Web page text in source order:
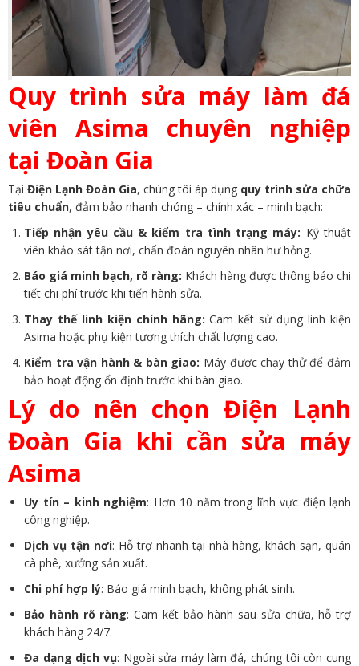
Quy trình sửa máy làm đá
viên Asima chuyên nghiệp
tại Đoàn Gia
Tại Điện Lạnh Đoàn Gia, chúng tôi áp dụng quy trình sửa chữa
tiêu chuẩn, đảm bảo nhanh chóng – chính xác – minh bạch:
Tiếp nhận yêu cầu & kiểm tra tình trạng máy: Kỹ thuật
viên khảo sát tận nơi, chẩn đoán nguyên nhân hư hỏng.
Báo giá minh bạch, rõ ràng: Khách hàng được thông báo chi
tiết chi phí trước khi tiến hành sửa.
Thay thế linh kiện chính hãng:Cam kết sử dụng linh kiện
Asima hoặc phụ kiện tương thích chất lượng cao.
Kiểm tra vận hành & bàn giao: Máy được chạy thử để đảm
bảo hoạt động ổn định trước khi bàn giao.
Lý do nên chọn Điện Lạnh
Đoàn Gia khi cần sửa máy
Asima
Uy tín – kinh nghiệm: Hơn 10 năm trong lĩnh vực điện lạnh
công nghiệp.
Dịch vụ tận nơi: Hỗ trợ nhanh tại nhà hàng, khách sạn, quán
cà phê, xưởng sản xuất.
Chi phí hợp lý: Báo giá minh bạch, không phát sinh.
Bảo hành rõ ràng: Cam kết bảo hành sau sửa chữa, hỗ trợ
khách hàng 24/7.
Đa dạng dịch vụ: Ngoài sửa máy làm đá, chúng tôi còn cung